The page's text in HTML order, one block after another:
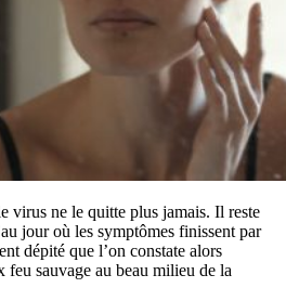
virus ne le quitte plus jamais. Il reste
jour où les symptômes finissent par
dépité que l’on constate alors
feu sauvage au beau milieu de la